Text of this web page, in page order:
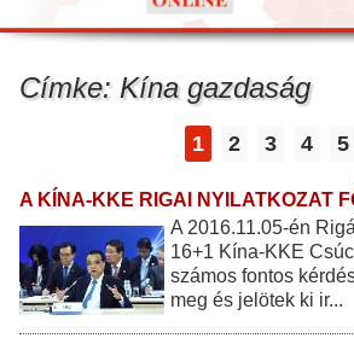
Címke: Kína gazdaság
1 2 3 4 5
A KÍNA-KKE RIGAI NYILATKOZAT
A 2016.11.05-én
16+1 Kína-KKE
számos fontos
meg és jelötek ki ir...